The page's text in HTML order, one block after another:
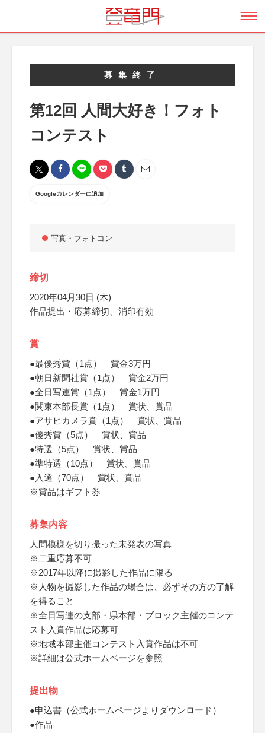
募集終了
第12回 人間大好き！フォト
コンテスト
Googleカレンダーに追加
写真・フォトコン
締切
2020年04月30日 (木)
作品提出・応募締切、消印有効
賞
●最優秀賞（1点） 賞金3万円
●朝日新聞社賞（1点） 賞金2万円
●全日写連賞（1点） 賞金1万円
●関東本部長賞（1点） 賞状、賞品
●アサヒカメラ賞（1点） 賞状、賞品
●優秀賞（5点） 賞状、賞品
●特選（5点） 賞状、賞品
●準特選（10点） 賞状、賞品
●入選（70点） 賞状、賞品
※賞品はギフト券
募集内容
人間模様を切り撮った未発表の写真
※二重応募不可
※2017年以降に撮影した作品に限る
※人物を撮影した作品の場合は、必ずその方の了解
を得ること
※全日写連の支部・県本部・ブロック主催のコンテ
スト入賞作品は応募可
※地域本部主催コンテスト入賞作品は不可
※詳細は公式ホームページを参照
提出物
●申込書（公式ホームページよりダウンロード）
●作品